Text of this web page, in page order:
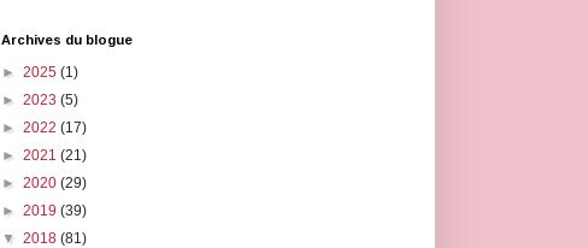
Archives du blogue
► 2025 (1)
► 2023 (5)
► 2022 (17)
► 2021 (21)
► 2020 (29)
► 2019 (39)
▼ 2018 (81)